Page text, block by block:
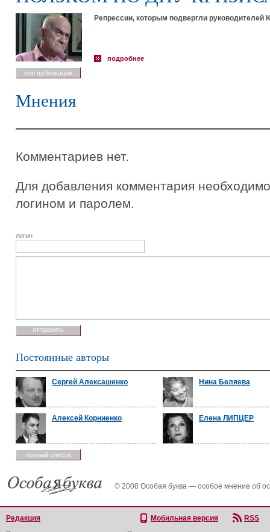
Репрессии, которым подвергли
подробнее
все публикации
Мнения
Комментариев нет.
Для добавления комментария
логином и паролем.
логин
Постоянные авторы
Сергей Алексашенко Нина Беляева
Алексей Корниенко Елена ЛИПЦЕР
полный список
© 2008 Особая буква — особое мнение об
Редакция Мобильная версия
RSS